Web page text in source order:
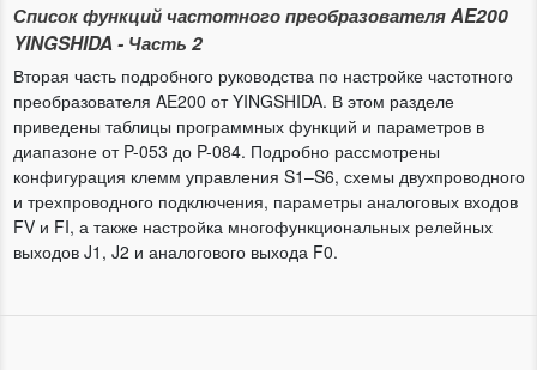
Список функций частотного преобразователя AE200
YINGSHIDA - Часть 2
Вторая часть подробного руководства по настройке частотного
преобразователя AE200 от YINGSHIDA. В этом разделе
приведены таблицы программных функций и параметров в
диапазоне от P-053 до P-084. Подробно рассмотрены
конфигурация клемм управления S1–S6, схемы двухпроводного
и трехпроводного подключения, параметры аналоговых входов
FV и FI, а также настройка многофункциональных релейных
выходов J1, J2 и аналогового выхода F0.